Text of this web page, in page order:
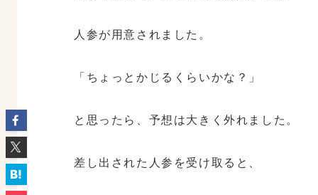
人参が用意されました。
「ちょっとかじるくらいかな？」
と思ったら、予想は大きく外れました。
差し出された人参を受け取ると、